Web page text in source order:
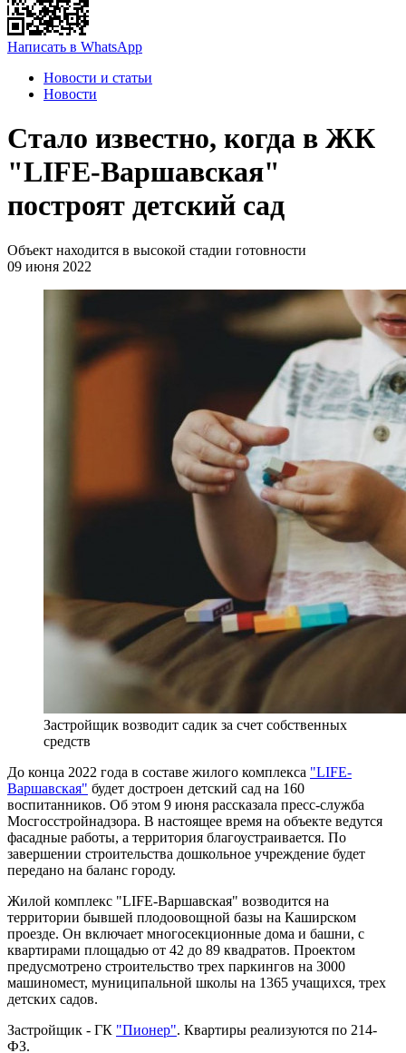
Написать в WhatsApp
Новости и статьи
Новости
Стало известно, когда в ЖК
"LIFE-Варшавская"
построят детский сад
Объект находится в высокой стадии готовности
09 июня 2022
Застройщик возводит садик за счет собственных
средств
До конца 2022 года в составе жилого комплекса "LIFE-
Варшавская" будет достроен детский сад на 160
воспитанников. Об этом 9 июня рассказала пресс-служба
Мосгосстройнадзора. В настоящее время на объекте ведутся
фасадные работы, а территория благоустраивается. По
завершении строительства дошкольное учреждение будет
передано на баланс городу.
Жилой комплекс "LIFE-Варшавская" возводится на
территории бывшей плодоовощной базы на Каширском
проезде. Он включает многосекционные дома и башни, с
квартирами площадью от 42 до 89 квадратов. Проектом
предусмотрено строительство трех паркингов на 3000
машиномест, муниципальной школы на 1365 учащихся, трех
детских садов.
Застройщик - ГК "Пионер". Квартиры реализуются по 214-
ФЗ.